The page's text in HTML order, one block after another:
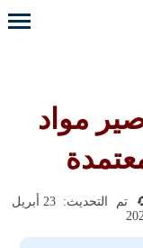
مواد
تم التحديث: 23 أبريل